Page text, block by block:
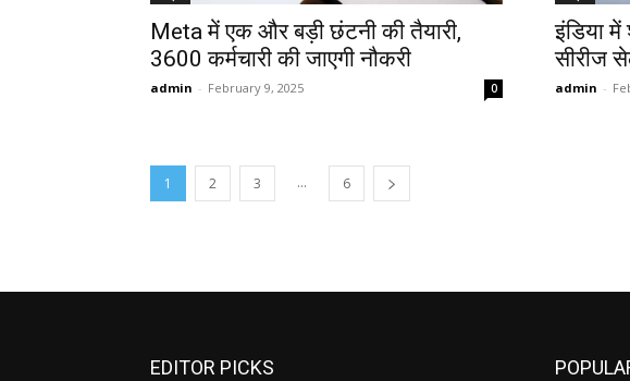
Meta में एक और बड़ी छंटनी की तैयारी,
3600 कर्मचारी की जाएगी नौकरी
admin - February 9, 2025 0
इंडिया
सीरीज
admin -
1 2 3 ... 6
EDITOR PICKS